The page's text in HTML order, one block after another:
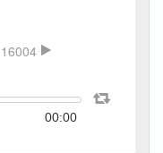
16004
00:00